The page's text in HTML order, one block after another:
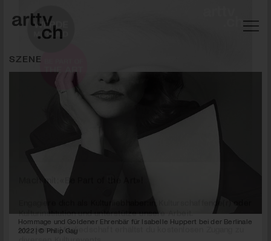
SZENE
Hommage und Goldener Ehrenbär für Isabelle Huppert bei der Berlinale
2022 | © Philip Gay
Engagiere dich als Kulturliebhaber:in, Kulturschaffende(r) oder